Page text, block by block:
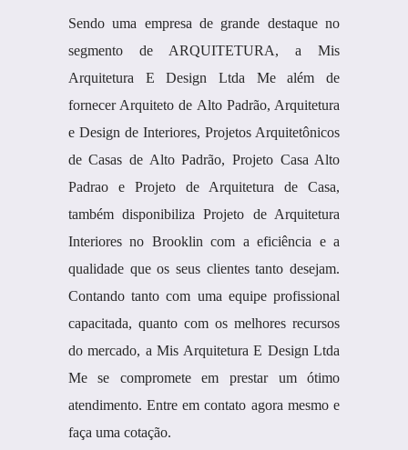
Sendo uma empresa de grande destaque no
segmento de ARQUITETURA, a Mis
Arquitetura E Design Ltda Me além de
fornecer Arquiteto de Alto Padrão, Arquitetura
e Design de Interiores, Projetos Arquitetônicos
de Casas de Alto Padrão, Projeto Casa Alto
Padrao e Projeto de Arquitetura de Casa,
também disponibiliza Projeto de Arquitetura
Interiores no Brooklin com a eficiência e a
qualidade que os seus clientes tanto desejam.
Contando tanto com uma equipe profissional
capacitada, quanto com os melhores recursos
do mercado, a Mis Arquitetura E Design Ltda
Me se compromete em prestar um ótimo
atendimento. Entre em contato agora mesmo e
faça uma cotação.